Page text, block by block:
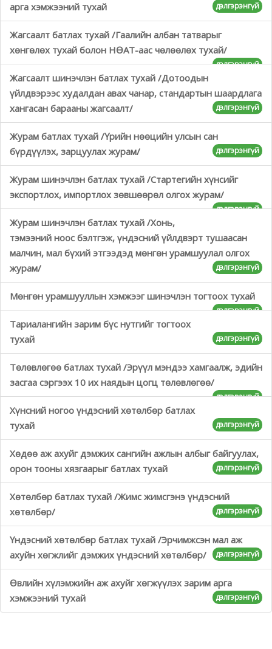
арга хэмжээний тухай
дэлгэрэнгүй
Жагсаалт батлах тухай /Гаалийн албан татварыг
хөнгөлөх тухай болон НӨАТ-аас чөлөөлөх тухай/
дэлгэрэнгүй
Жагсаалт шинэчлэн батлах тухай /Дотоодын
үйлдвэрээс худалдан авах чанар, стандартын шаардлага
хангасан барааны жагсаалт/
дэлгэрэнгүй
Журам батлах тухай /Үрийн нөөцийн улсын сан
бүрдүүлэх, зарцуулах журам/
дэлгэрэнгүй
Журам шинэчлэн батлах тухай /Стартегийн хүнсийг
экспортлох, импортлох зөвшөөрөл олгох журам/
дэлгэрэнгүй
Журам шинэчлэн батлах тухай /Хонь,
тэмээний ноос бэлтгэж, үндэсний үйлдвэрт тушаасан
малчин, мал бүхий этгээдэд мөнгөн урамшуулал олгох
журам/
дэлгэрэнгүй
Мөнгөн урамшууллын хэмжээг шинэчлэн тогтоох тухай
дэлгэрэнгүй
Тариалангийн зарим бүс нутгийг тогтоох
тухай
дэлгэрэнгүй
Төлөвлөгөө батлах тухай /Эрүүл мэндээ хамгаалж, эдийн
засгаа сэргээх 10 их наядын цогц төлөвлөгөө/
дэлгэрэнгүй
Хүнсний ногоо үндэсний хөтөлбөр батлах
тухай
дэлгэрэнгүй
Хөдөө аж ахуйг дэмжих сангийн ажлын албыг байгуулах,
орон тооны хязгаарыг батлах тухай
дэлгэрэнгүй
Хөтөлбөр батлах тухай /Жимс жимсгэнэ үндэсний
хөтөлбөр/
дэлгэрэнгүй
Үндэсний хөтөлбөр батлах тухай /Эрчимжсэн мал аж
ахуйн хөгжлийг дэмжих үндэсний хөтөлбөр/
дэлгэрэнгүй
Өвлийн хүлэмжийн аж ахуйг хөгжүүлэх зарим арга
хэмжээний тухай
дэлгэрэнгүй